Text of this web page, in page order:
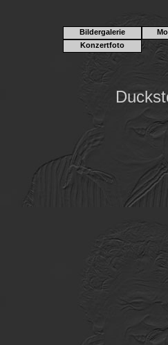
Bildergalerie
Konzertfoto